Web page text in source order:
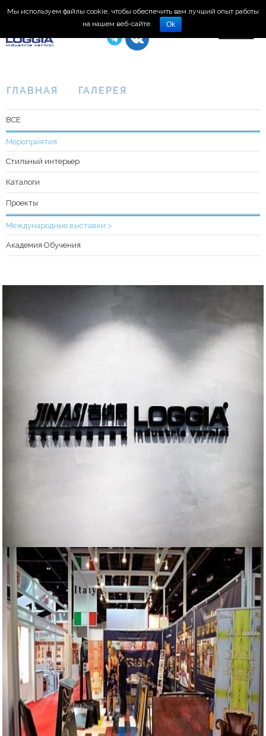
8 (495) 150-66-77
ГЛАВНАЯ ГАЛЕРЕЯ
ВСЕ
Мероприятия
Стильный интерьер
Каталоги
Проекты
Международные выставки >
Академия Обучения
Мы используем файлы cookie, чтобы обеспечить вам лучший опыт работы
на нашем веб-сайте.
Ok